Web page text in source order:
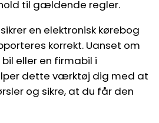
til gældende regler.
en elektronisk kørebog
korrekt. Uanset om
eller en firmabil i
dette værktøj dig med at
og sikre, at du får den